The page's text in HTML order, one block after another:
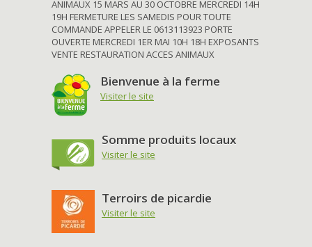
ANIMAUX 15 MARS AU 30 OCTOBRE MERCREDI 14H
19H FERMETURE LES SAMEDIS POUR TOUTE
COMMANDE APPELER LE 0613113923 PORTE
OUVERTE MERCREDI 1ER MAI 10H 18H EXPOSANTS
VENTE RESTAURATION ACCES ANIMAUX
Bienvenue à la ferme
Visiter le site
Somme produits locaux
Visiter le site
Terroirs de picardie
Visiter le site